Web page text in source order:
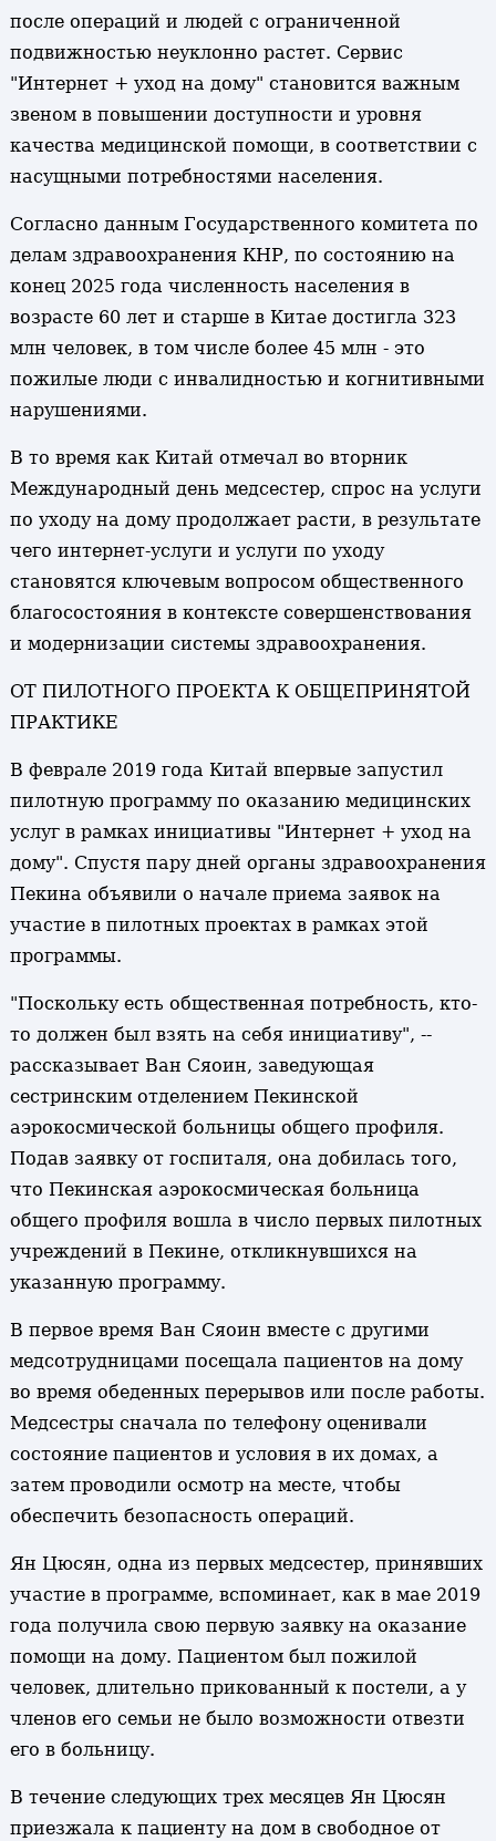
после операций и людей с ограниченной
подвижностью неуклонно растет. Сервис
"Интернет + уход на дому" становится важным
звеном в повышении доступности и уровня
качества медицинской помощи, в соответствии с
насущными потребностями населения.
Согласно данным Государственного комитета по
делам здравоохранения КНР, по состоянию на
конец 2025 года численность населения в
возрасте 60 лет и старше в Китае достигла 323
млн человек, в том числе более 45 млн - это
пожилые люди с инвалидностью и когнитивными
нарушениями.
В то время как Китай отмечал во вторник
Международный день медсестер, спрос на услуги
по уходу на дому продолжает расти, в результате
чего интернет-услуги и услуги по уходу
становятся ключевым вопросом общественного
благосостояния в контексте совершенствования
и модернизации системы здравоохранения.
ОТ ПИЛОТНОГО ПРОЕКТА К ОБЩЕПРИНЯТОЙ
ПРАКТИКЕ
В феврале 2019 года Китай впервые запустил
пилотную программу по оказанию медицинских
услуг в рамках инициативы "Интернет + уход на
дому". Спустя пару дней органы здравоохранения
Пекина объявили о начале приема заявок на
участие в пилотных проектах в рамках этой
программы.
"Поскольку есть общественная потребность, кто-
то должен был взять на себя инициативу", --
рассказывает Ван Сяоин, заведующая
сестринским отделением Пекинской
аэрокосмической больницы общего профиля.
Подав заявку от госпиталя, она добилась того,
что Пекинская аэрокосмическая больница
общего профиля вошла в число первых пилотных
учреждений в Пекине, откликнувшихся на
указанную программу.
В первое время Ван Сяоин вместе с другими
медсотрудницами посещала пациентов на дому
во время обеденных перерывов или после работы.
Медсестры сначала по телефону оценивали
состояние пациентов и условия в их домах, а
затем проводили осмотр на месте, чтобы
обеспечить безопасность операций.
Ян Цюсян, одна из первых медсестер, принявших
участие в программе, вспоминает, как в мае 2019
года получила свою первую заявку на оказание
помощи на дому. Пациентом был пожилой
человек, длительно прикованный к постели, а у
членов его семьи не было возможности отвезти
его в больницу.
В течение следующих трех месяцев Ян Цюсян
приезжала к пациенту на дом в свободное от